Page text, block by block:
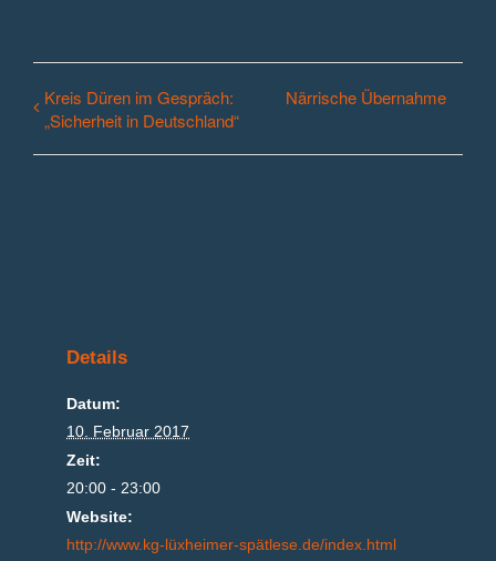
Kreis Düren im Gespräch:
„Sicherheit in Deutschland“
Närrische Übernahme
Details
Datum:
10. Februar 2017
Zeit:
20:00 - 23:00
Website:
http://www.kg-lüxheimer-spätlese.de/index.html